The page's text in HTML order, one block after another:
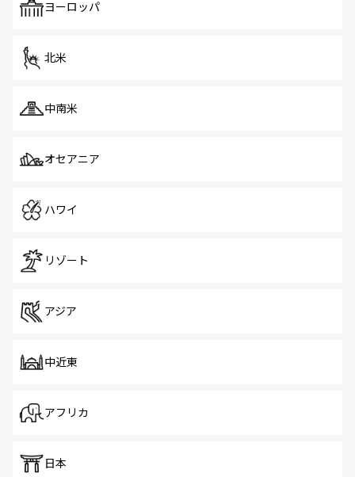
ヨーロッパ
北米
中南米
オセアニア
ハワイ
リゾート
アジア
中近東
アフリカ
日本